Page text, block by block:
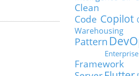
Clean
Code Copilot
Warehousing
Pattern
Framework